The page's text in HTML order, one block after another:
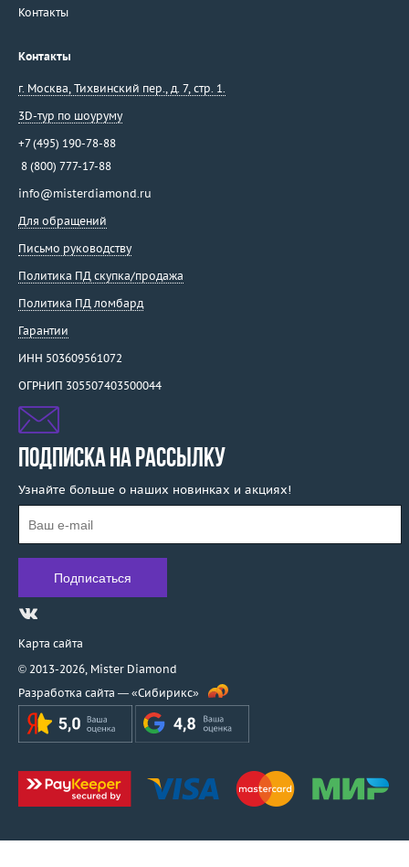
Контакты
Контакты
г. Москва, Тихвинский пер., д. 7, стр. 1.
3D-тур по шоуруму
+7 (495) 190-78-88
8 (800) 777-17-88
info@misterdiamond.ru
Для обращений
Письмо руководству
Политика ПД скупка/продажа
Политика ПД ломбард
Гарантии
ИНН 503609561072
ОГРНИП 305507403500044
ПОДПИСКА НА РАССЫЛКУ
Узнайте больше о наших новинках и акциях!
Карта сайта
© 2013-2026, Mister Diamond
Разработка сайта — «Сибирикс»